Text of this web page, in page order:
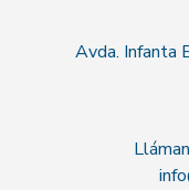
Avda. Infanta